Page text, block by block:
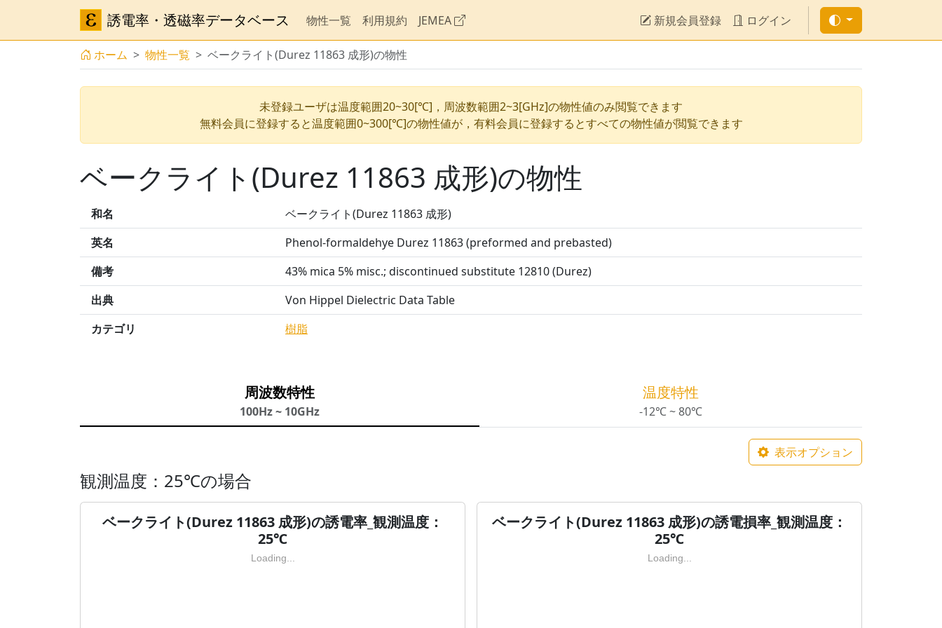
誘電率・透磁率データベース 物性一覧 利用規約 JEMEA 新規会員登録 ログイン
ホーム 物性一覧 ベークライト(Durez 11863 成形)の物性
未登録ユーザは温度範囲20~30[℃]，周波数範囲2~3[GHz]の物性値のみ閲覧できます
無料会員に登録すると温度範囲0~300[℃]の物性値が，有料会員に登録するとすべての物性値が閲覧できます
ベークライト(Durez 11863 成形)の物性
和名
ベークライト(Durez 11863 成形)
英名
Phenol-formaldehye Durez 11863 (preformed and prebasted)
備考
43% mica 5% misc.; discontinued substitute 12810 (Durez)
出典
Von Hippel Dielectric Data Table
カテゴリ
樹脂
周波数特性
100Hz ~ 10GHz
温度特性
-12℃ ~ 80℃
表示オプション
観測温度：25℃の場合
ベークライト(Durez 11863 成形)の誘電率_観測温度：
25℃
Loading...
ベークライト(Durez 11863 成形)の誘電損率_観測温度：
25℃
Loading...